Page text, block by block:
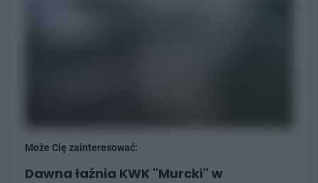
Może Cię zainteresować:
Dawna łaźnia KWK "Murcki" w